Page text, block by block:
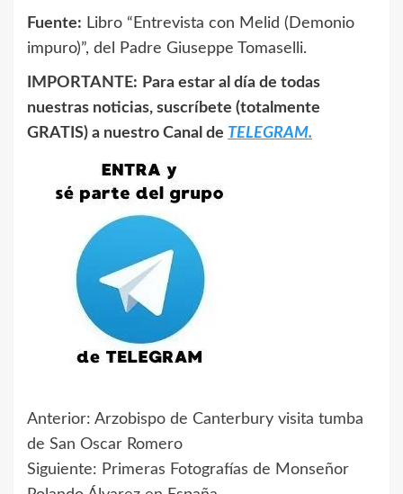
Fuente: Libro “Entrevista con Melid (Demonio
impuro)”, del Padre Giuseppe Tomaselli.
IMPORTANTE: Para estar al día de todas
nuestras noticias, suscríbete (totalmente
GRATIS) a nuestro Canal de TELEGRAM.
Navegación
de
Anterior: Arzobispo de Canterbury visita tumba
de San Oscar Romero
Siguiente: Primeras Fotografías de Monseñor